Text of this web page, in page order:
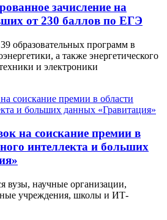
зачисление на
от 230 баллов по ЕГЭ
образовательных программ в
а также энергетического
и электроники
на соискание премии в
интеллекта и больших
вузы, научные организации,
учреждения, школы и ИТ-